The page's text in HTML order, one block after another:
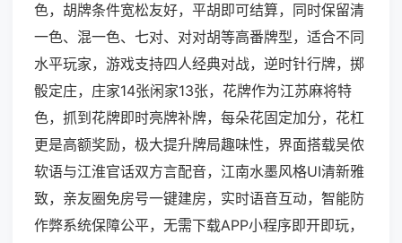
色，胡牌条件宽松友好，平胡即可结算，同时保留清
一色、混一色、七对、对对胡等高番牌型，适合不同
水平玩家，游戏支持四人经典对战，逆时针行牌，掷
骰定庄，庄家14张闲家13张，花牌作为江苏麻将特
色，抓到花牌即时亮牌补牌，每朵花固定加分，花杠
更是高额奖励，极大提升牌局趣味性，界面搭载吴侬
软语与江淮官话双方言配音，江南水墨风格UI清新雅
致，亲友圈免房号一键建房，实时语音互动，智能防
作弊系统保障公平，无需下载APP小程序即开即玩，